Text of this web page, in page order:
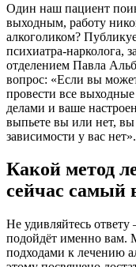
Один наш пациент
выходным, работу
алкоголиком?
психиатра-нарколога,
отделением Павла
вопрос: «Если вы
провести все
делами и ваше
выпьете вы или нет,
зависимости у вас нет».
Какой метод
сейчас самый
Не удивляйтесь
подойдёт именно вам.
подходами к лечению